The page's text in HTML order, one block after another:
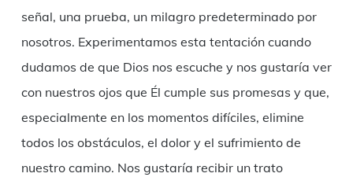
señal, una prueba, un milagro predeterminado por
nosotros. Experimentamos esta tentación cuando
dudamos de que Dios nos escuche y nos gustaría ver
con nuestros ojos que Él cumple sus promesas y que,
especialmente en los momentos difíciles, elimine
todos los obstáculos, el dolor y el sufrimiento de
nuestro camino. Nos gustaría recibir un trato